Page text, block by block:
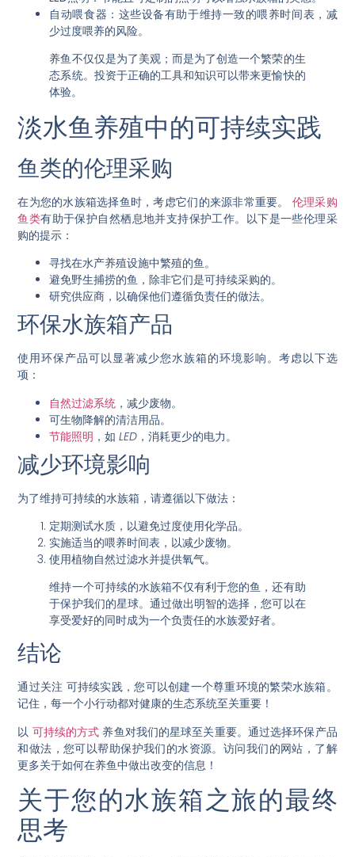
自动喂食器 ：这些设备有助于维持一致的喂养时间表，减
少过度喂养的风险。
养鱼不仅仅是为了美观；而是为了创造一个繁荣的生
态系统。投资于正确的工具和知识可以带来更愉快的
体验。
淡水鱼养殖中的可持续实践
鱼类的伦理采购
在为您的水族箱选择鱼时，考虑它们的来源非常重要。 伦理采购
鱼类有助于保护自然栖息地并支持保护工作。以下是一些伦理采
购的提示：
寻找在水产养殖设施中繁殖的鱼。
避免野生捕捞的鱼，除非它们是可持续采购的。
研究供应商，以确保他们遵循负责任的做法。
环保水族箱产品
使用环保产品可以显著减少您水族箱的环境影响。考虑以下选
项：
自然过滤系统 ，减少废物。
可生物降解的清洁用品。
节能照明 ，如LED ，消耗更少的电力。
减少环境影响
为了维持可持续的水族箱，请遵循以下做法：
定期测试水质，以避免过度使用化学品。
实施适当的喂养时间表，以减少废物。
使用植物自然过滤水并提供氧气。
维持一个可持续的水族箱不仅有利于您的鱼，还有助
于保护我们的星球。通过做出明智的选择，您可以在
享受爱好的同时成为一个负责任的水族爱好者。
结论
通过关注 可持续实践，您可以创建一个尊重环境的繁荣水族箱。
记住，每一个小行动都对健康的生态系统至关重要！
以 可持续的方式 养鱼对我们的星球至关重要。通过选择环保产品
和做法，您可以帮助保护我们的水资源。访问我们的网站，了解
更多关于如何在养鱼中做出改变的信息！
关于您的水族箱之旅的最终
思考